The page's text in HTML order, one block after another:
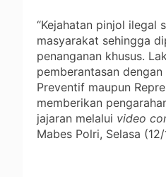
“Kejahatan pinjol ilegal
masyarakat sehingga
penanganan khusus.
pemberantasan
Preventif maupun
memberikan
jajaran melalui video
Mabes Polri, Selasa (12/